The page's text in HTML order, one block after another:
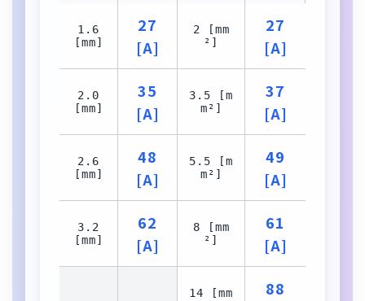
1.6
[mm]
27
[A]
2 [mm
²]
27
[A]
2.0
[mm]
35
[A]
3.5 [m
m²]
37
[A]
2.6
[mm]
48
[A]
5.5 [m
m²]
49
[A]
3.2
[mm]
62
[A]
8 [mm
²]
61
[A]
14 [mm
88